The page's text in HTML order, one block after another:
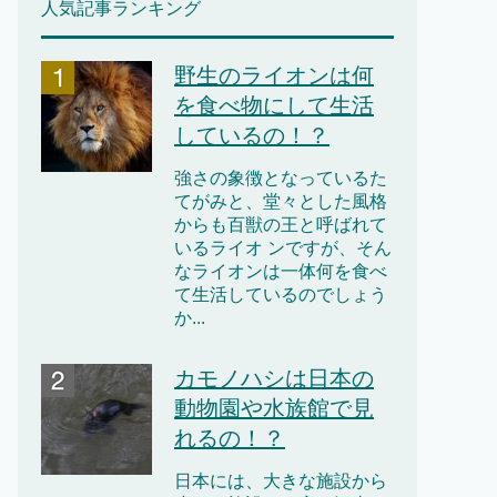
人気記事ランキング
野生のライオンは何
を食べ物にして生活
しているの！？
強さの象徴となっているた
てがみと、堂々とした風格
からも百獣の王と呼ばれて
いるライオ ンですが、そん
なライオンは一体何を食べ
て生活しているのでしょう
か...
カモノハシは日本の
動物園や水族館で見
れるの！？
日本には、大きな施設から